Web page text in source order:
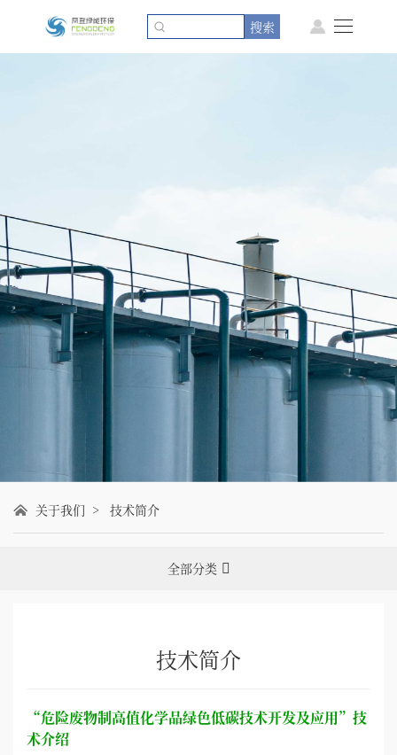
关于我们 > 技术简介
全部分类
技术简介
“危险废物制高值化学品绿色低碳技术开发及应用”技
术介绍